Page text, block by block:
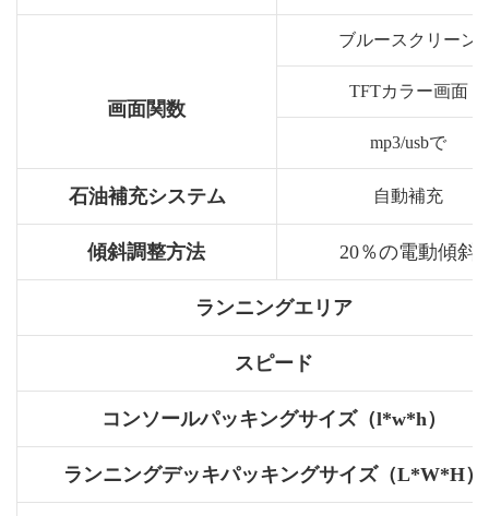
画面関数
ブルースクリーン
TFTカラー画面
mp3/usbで
石油補充システム 自動補充
傾斜調整方法 20％の電動傾斜
ランニングエリア
スピード
コンソールパッキングサイズ（l*w*h）
ランニングデッキパッキングサイズ（L*W*H）